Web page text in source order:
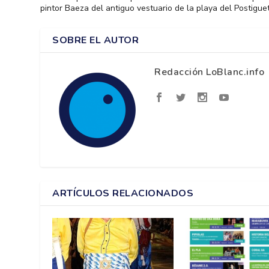
pintor Baeza del antiguo vestuario de la playa del
SOBRE EL AUTOR
Redacción LoBlanc.info
ARTÍCULOS RELACIONADOS